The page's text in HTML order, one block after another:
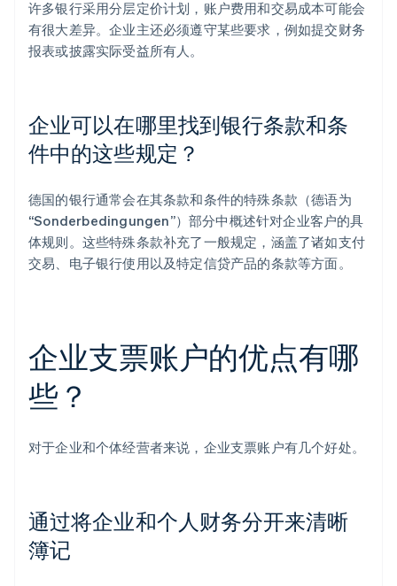
许多银行采用分层定价计划，账户费用和交易成本可能会
有很大差异。企业主还必须遵守某些要求，例如提交财务
报表或披露实际受益所有人。
企业可以在哪里找到银行条款和条
件中的这些规定？
德国的银行通常会在其条款和条件的特殊条款（德语为
“Sonderbedingungen”）部分中概述针对企业客户的具
体规则。这些特殊条款补充了一般规定，涵盖了诸如支付
交易、电子银行使用以及特定信贷产品的条款等方面。
企业支票账户的优点有哪
些？
对于企业和个体经营者来说，企业支票账户有几个好处。
通过将企业和个人财务分开来清晰
簿记